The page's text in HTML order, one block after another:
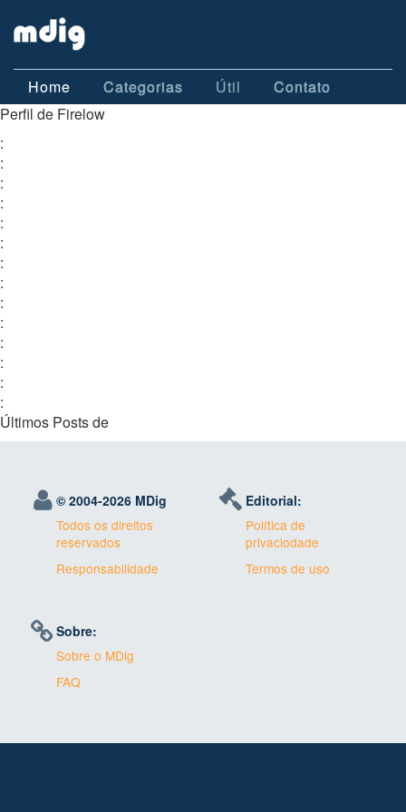
Home Categorias Útil
Contato
Perfil de Firelow
:
:
:
:
:
:
:
:
:
:
:
:
:
:
Últimos Posts de
© 2004-2026 MDig
Todos os direitos
reservados
Responsabilidade
Editorial:
Política de
privaciodade
Termos de uso
Sobre:
Sobre o MDig
FAQ